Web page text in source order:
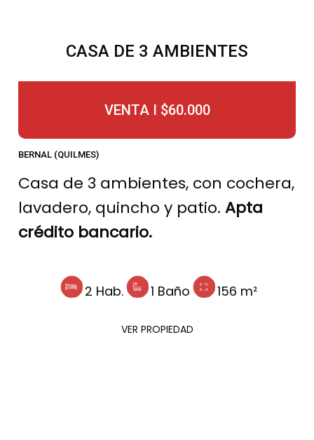
CASA DE 3 AMBIENTES
VENTA I $60.000
BERNAL (QUILMES)
Casa de 3 ambientes, con cochera,
lavadero, quincho y patio. Apta
crédito bancario.
2 Hab. 1 Baño 156 m²
VER PROPIEDAD